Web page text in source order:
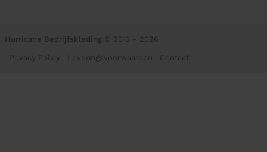
Hurricane Bedrijfskleding © 2013 - 2026
Privacy Policy Leveringsvoorwaarden Contact